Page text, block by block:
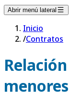
Abrir menú lateral
Inicio
/Contratos